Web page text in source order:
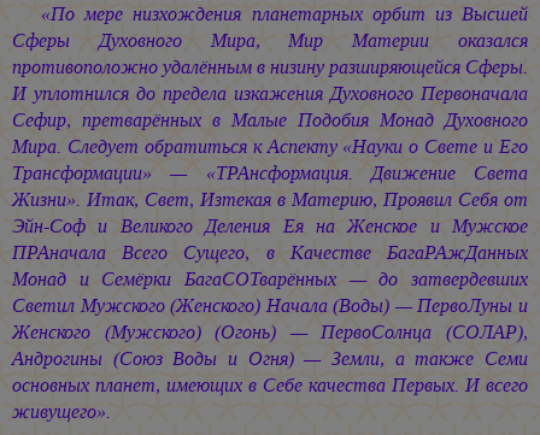
«По мере низхождения планетарных орбит из Высшей
Сферы Духовного Мира, Мир Материи оказался
противоположно удалённым в низину разширяющейся Сферы.
И уплотнился до предела изкажения Духовного Первоначала
Сефир, претварённых в Малые Подобия Монад Духовного
Мира. Следует обратиться к Аспекту «Науки о Свете и Его
Трансформации» — «ТРАнсформация. Движение Света
Жизни». Итак, Свет, Изтекая в Материю, Проявил Себя от
Эйн-Соф и Великого Деления Ея на Женское и Мужское
ПРАначала Всего Сущего, в Качестве БагаРАжДанных
Монад и Семёрки БагаСОТварённых — до затвердевших
Светил Мужского (Женского) Начала (Воды) — ПервоЛуны и
Женского (Мужского) (Огонь) — ПервоСолнца (СОЛАР),
Андрогины (Союз Воды и Огня) — Земли, а также Семи
основных планет, имеющих в Себе качества Первых. И всего
живущего».